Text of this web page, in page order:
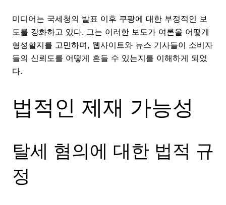
미디어는 국세청의 발표 이후 쿠팡에 대한 부정적인 보
도를 강화하고 있다. 그는 이러한 보도가 여론을 어떻게
형성할지를 고민하며, 웹사이트와 뉴스 기사들이 소비자
들의 신뢰도를 어떻게 흔들 수 있는지를 이해하게 되었
다.
법적인 제재 가능성
탈세 혐의에 대한 법적 규
정